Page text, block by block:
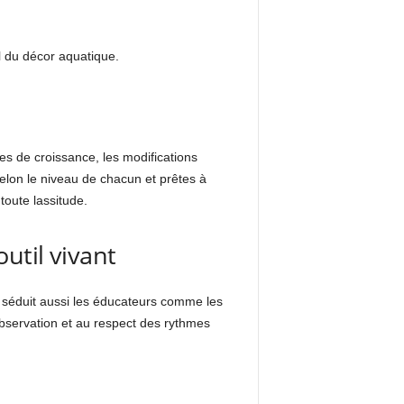
décor aquatique.
de croissance, les modifications
le niveau de chacun et prêtes à
lassitude.
vivant
aussi les éducateurs comme les
et au respect des rythmes